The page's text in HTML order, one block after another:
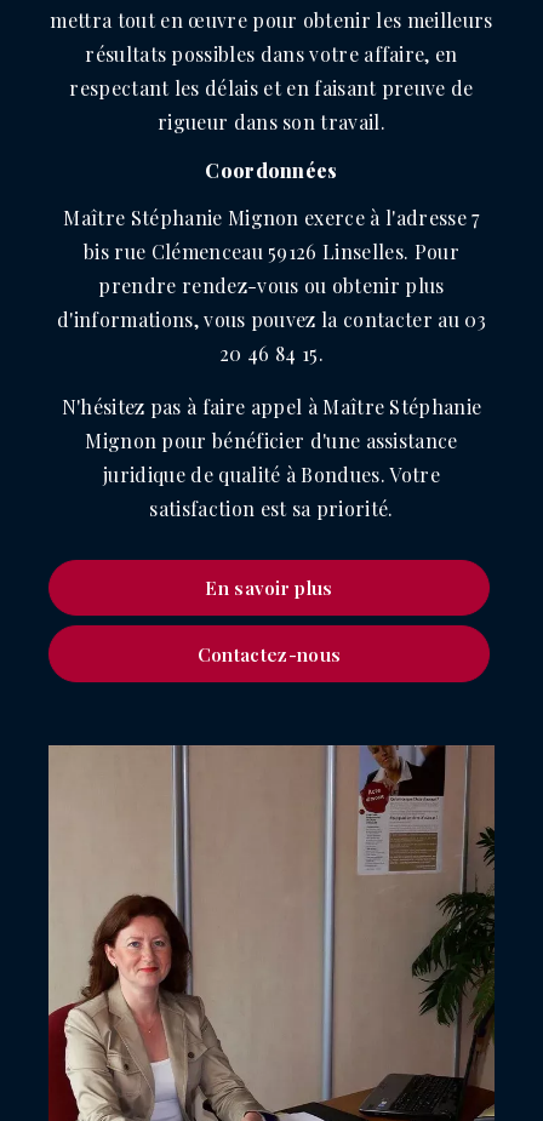
mettra tout en œuvre pour obtenir les meilleurs
résultats possibles dans votre affaire, en
respectant les délais et en faisant preuve de
rigueur dans son travail.
Coordonnées
Maître Stéphanie Mignon exerce à l'adresse 7
bis rue Clémenceau 59126 Linselles. Pour
prendre rendez-vous ou obtenir plus
d'informations, vous pouvez la contacter au 03
20 46 84 15.
N'hésitez pas à faire appel à Maître Stéphanie
Mignon pour bénéficier d'une assistance
juridique de qualité à Bondues. Votre
satisfaction est sa priorité.
En savoir plus
Contactez-nous